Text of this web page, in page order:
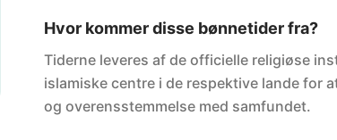
Hvor kommer disse bønnetider fra?
Tiderne leveres af de officielle religiøse
islamiske centre i de respektive lande for
og overensstemmelse med samfundet.